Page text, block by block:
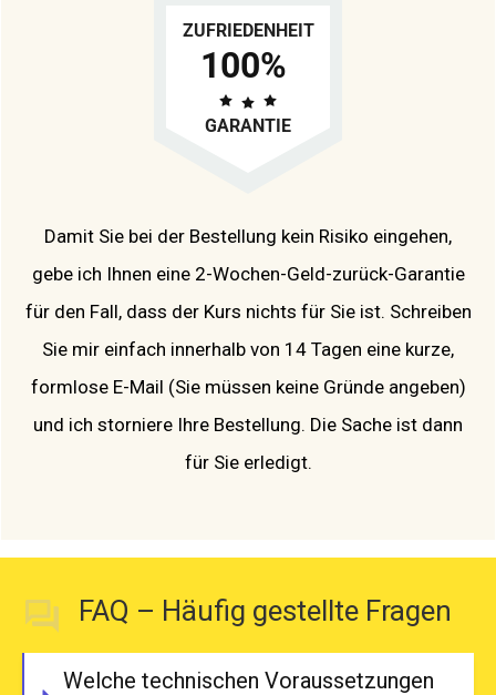
ZUFRIEDENHEIT
100%
GARANTIE
Damit Sie bei der Bestellung kein Risiko eingehen,
gebe ich Ihnen eine 2-Wochen-Geld-zurück-Garantie
für den Fall, dass der Kurs nichts für Sie ist. Schreiben
Sie mir einfach innerhalb von 14 Tagen eine kurze,
formlose E-Mail (Sie müssen keine Gründe angeben)
und ich storniere Ihre Bestellung. Die Sache ist dann
für Sie erledigt.
FAQ – Häufig gestellte Fragen
Welche technischen Voraussetzungen